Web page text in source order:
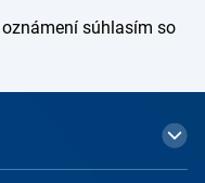
súhlasím so